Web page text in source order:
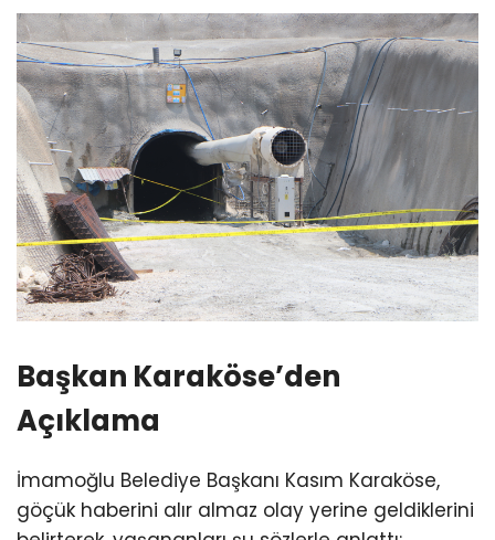
Başkan Karaköse’den
Açıklama
İmamoğlu Belediye Başkanı Kasım Karaköse,
göçük haberini alır almaz olay yerine geldiklerini